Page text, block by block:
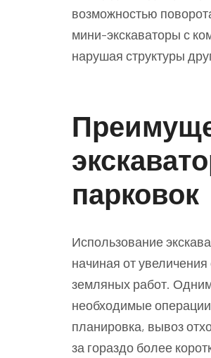
возможностью
мини-экскаваторы с
нарушая структуры
парковок
Использование
начиная от
земляных работ.
необходимые
планировка, вывоз
за гораздо более